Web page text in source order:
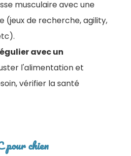
musculaire avec une
(jeux de recherche, agility,
avec un
l'alimentation et
vérifier la santé
chien